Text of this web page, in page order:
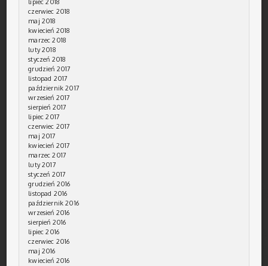
czerwiec 2018
maj 2018
kwiecień 2018
marzec 2018
luty 2018
styczeń 2018
grudzień 2017
listopad 2017
październik 2017
wrzesień 2017
sierpień 2017
lipiec 2017
czerwiec 2017
maj 2017
kwiecień 2017
marzec 2017
luty 2017
styczeń 2017
grudzień 2016
listopad 2016
październik 2016
wrzesień 2016
sierpień 2016
lipiec 2016
czerwiec 2016
maj 2016
kwiecień 2016